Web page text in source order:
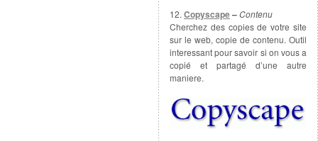
12. Copyscape–Contenu
Cherchez des copies de votre site
sur le web, copie de contenu. Outil
interessant pour savoir si on vous a
copié et partagé d’une autre
maniere.